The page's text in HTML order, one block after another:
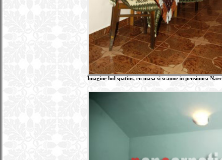
Imagine hol spatios, cu masa si scaune in pensiunea